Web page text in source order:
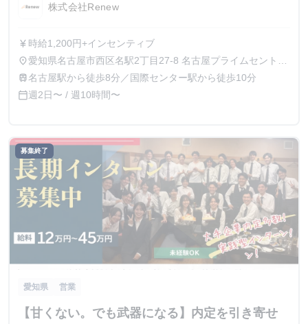
株式会社Renew
currency_yen 時給1,200円+インセンティブ
place愛知県名古屋市西区名駅2丁目27-8 名古屋プライムセントラ
ルタワー3階
train名古屋駅から徒歩8分／国際センター駅から徒歩10分
calendar_today週2日〜 / 週10時間〜
募集終了
愛知県 営業
【甘くない。でも武器になる】内定を引き寄せ